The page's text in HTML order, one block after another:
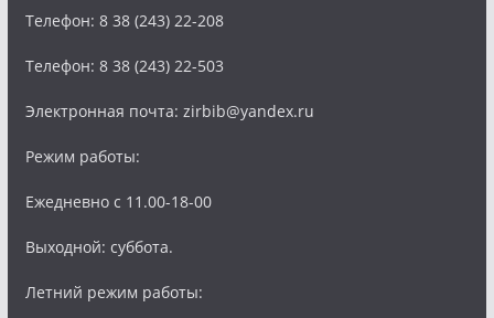
Телефон: 8 38 (243) 22-208
Телефон: 8 38 (243) 22-503
Электронная почта: zirbib@yandex.ru
Режим работы:
Ежедневно с 11.00-18-00
Выходной: суббота.
Летний режим работы: